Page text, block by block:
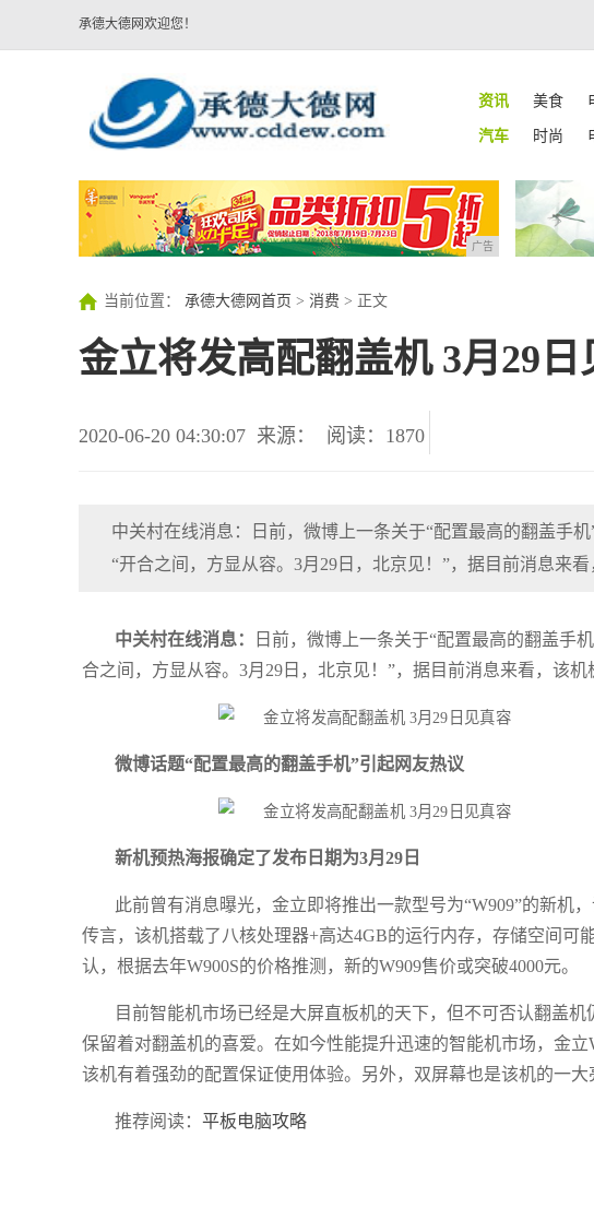
承德大德网欢迎您！
资讯 美食
汽车
时尚
广告
当前位置： 承德大德网首页 > 消费 > 正文
金立将发高配翻盖机 3月29日
2020-06-20 04:30:07 来源： 阅读：1870
中关村在线消息：日前，微博上一条关于“配置最高的翻盖手
“开合之间，方显从容。3月29日，北京见！”，据目前消息来
中关村在线消息：
日前，微博上一条关于“配置最高的翻盖手
合之间，方显从容。3月29日，北京见！”，据目前消息来看，该机
微博话题“配置最高的翻盖手机”引起网友热议
新机预热海报确定了发布日期为3月29日
此前曾有消息曝光，金立即将推出一款型号为“W909”的新机
传言，该机搭载了八核处理器+高达4GB的运行内存，存储空间可
认，根据去年W900S的价格推测，新的W909售价或突破4000元。
目前智能机市场已经是大屏直板机的天下，但不可否认翻盖
保留着对翻盖机的喜爱。在如今性能提升迅速的智能机市场，金
该机有着强劲的配置保证使用体验。另外，双屏幕也是该机的一
推荐阅读： 平板电脑攻略